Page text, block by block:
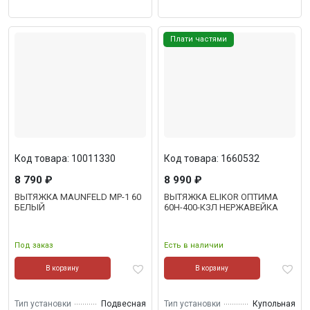
ВЫТЯЖКА MAUNFELD MP-1 60
БЕЛЫЙ
Под заказ
Код товара: 10011330
8 790 ₽
В корзину
Тип установки Подвесная
Плати частями
ВЫТЯЖКА ELIKOR ОПТИМА
60H-400-КЗЛ НЕРЖАВЕЙКА
Есть в наличии
Код товара: 1660532
8 990 ₽
В корзину
Тип установки Купольная